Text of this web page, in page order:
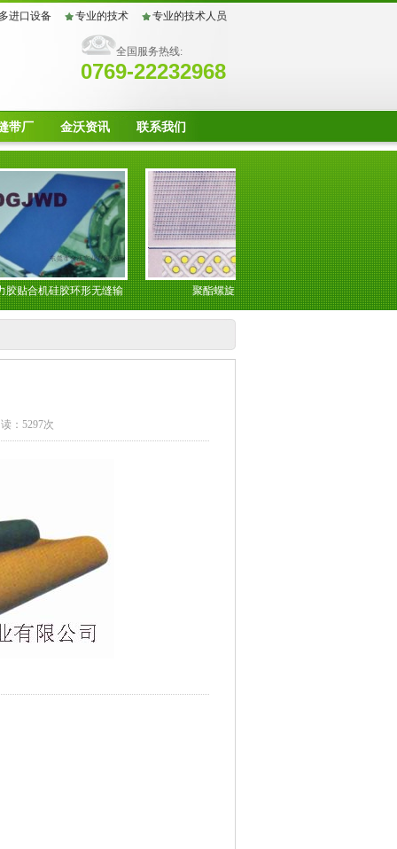
进口设备 专业的技术 专业的技术人员
全国服务热线:
0769-22232968
带厂 金沃资讯 联系我们
合机硅胶环形无缝输
送带
聚酯螺旋网 皮革湿法带
：5297次